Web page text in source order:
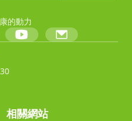
的動力
相關網站